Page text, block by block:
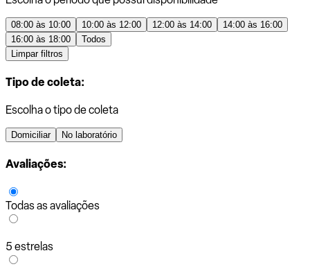
08:00 às 10:00 10:00 às 12:00 12:00 às 14:00
14:00 às 16:00
16:00 às 18:00
Todos
Limpar filtros
Tipo de coleta:
Escolha o tipo de coleta
Domiciliar No laboratório
Avaliações:
Todas as avaliações
5 estrelas